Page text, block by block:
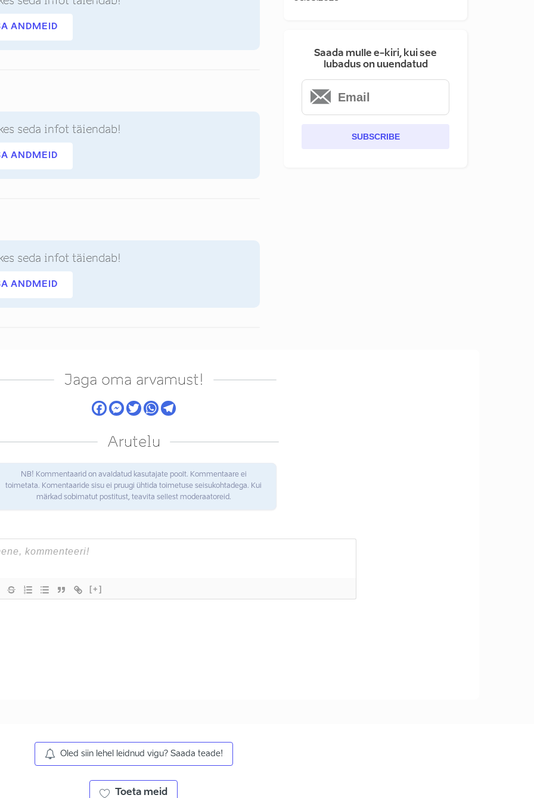
ANDMEID
seda infot täiendab!
ANDMEID
seda infot täiendab!
ANDMEID
Saada mulle e-kiri, kui see
lubadus on uuendatud
SUBSCRIBE
Jaga oma arvamust!
Arutelu
NB! Kommentaarid on avaldatud kasutajate poolt. Kommentaare ei
toimetata. Komentaaride sisu ei pruugi ühtida toimetuse seisukohtadega. Kui
märkad sobimatut postitust, teavita sellest moderaatoreid.
[+]
Oled siin lehel leidnud vigu? Saada teade!
Toeta meid